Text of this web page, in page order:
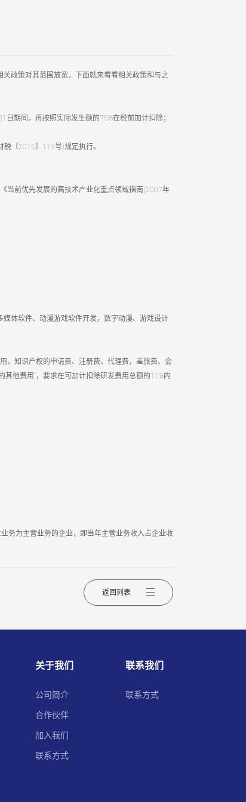
政策对其范围放宽，下面就来看看相关政策和与之
期间，再按照实际发生额的75%在税前加计扣除；
〔2015〕119号)规定执行。
当前优先发展的高技术产业化重点领域指南(2007年
体软件、动漫游戏软件开发，数字动漫、游戏设计
，知识产权的申请费、注册费、代理费，差旅费、会
他费用”，要求在可加计扣除研发费用总额的10%内
务为主营业务的企业，即当年主营业务收入占企业收
返回列表
关于我们
公司简介
合作伙伴
加入我们
联系方式
联系我们
联系方式